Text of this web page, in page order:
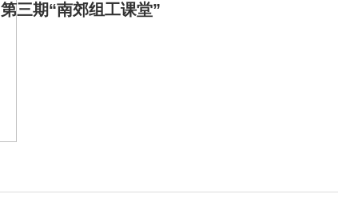
第三期“南郊组工课堂”